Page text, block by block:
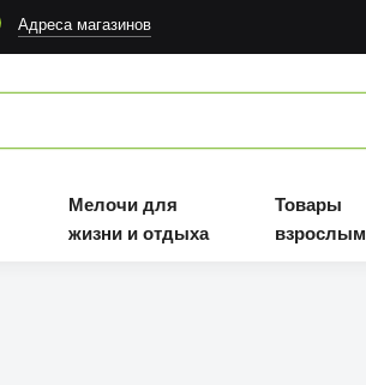
Адреса магазинов
Мелочи для
жизни и отдыха
Товары
взрослым